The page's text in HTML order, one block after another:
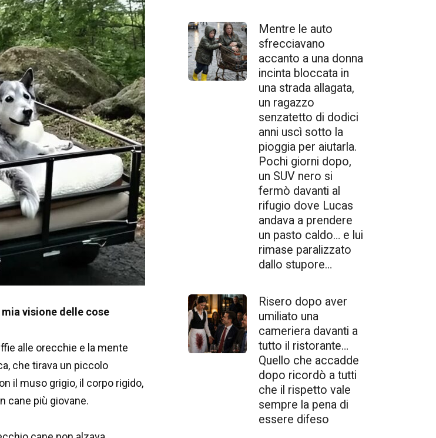
visione delle cose
alle orecchie e la mente
che tirava un piccolo
il muso grigio, il corpo rigido,
cane più giovane.
Mentre le auto
sfrecciavano
accanto a una donna
incinta bloccata in
una strada allagata,
un ragazzo
senzatetto di dodici
anni uscì sotto la
pioggia per aiutarla.
Pochi giorni dopo,
un SUV nero si
fermò davanti al
rifugio dove Lucas
andava a prendere
un pasto caldo… e lui
rimase paralizzato
dallo stupore…
Risero dopo aver
umiliato una
cameriera davanti a
tutto il ristorante…
Quello che accadde
dopo ricordò a tutti
che il rispetto vale
sempre la pena di
essere difeso